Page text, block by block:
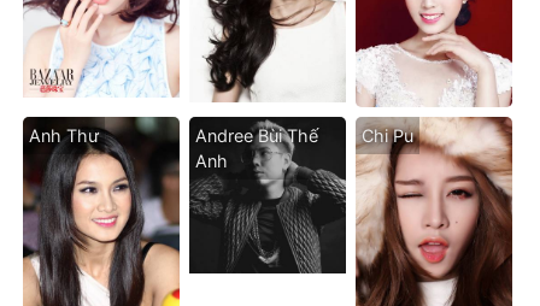
Anh Thư
Andree Bùi Thế
Anh
Chi Pu